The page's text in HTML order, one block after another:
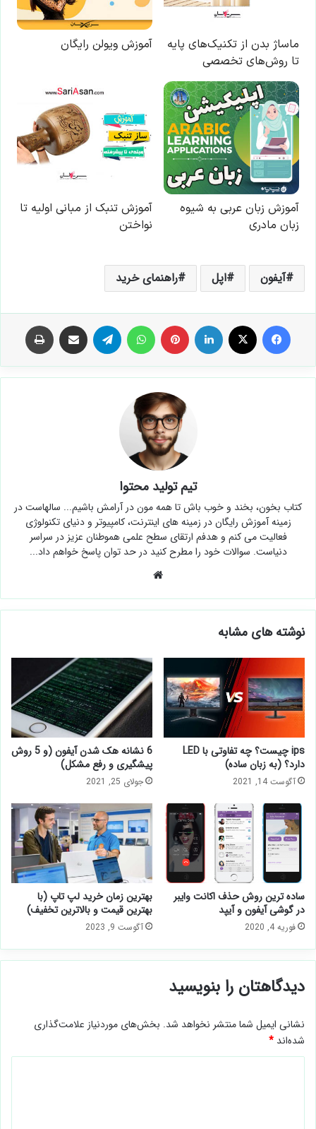
آیفون اپل راهنمای خرید
فیس بوک لینکدین ‫پین‌ترست تلگرام اشتراک گذاری از طریق ایمیل
تیم تولید محتوا
کتاب بخون، بخند و خوب باش تا همه مون در آرامش باشیم... سالهاست در
زمینه آموزش رایگان در زمینه های اینترنت، کامپیوتر و دنیای تکنولوژی
فعالیت می کنم و هدفم ارتقای سطح علمی هموطنان عزیز در سراسر
دنیاست. سوالات خود را مطرح کنید در حد توان پاسخ خواهم داد...
نوشته های مشابه
ips چیست؟ چه تفاوتی با LED
دارد؟ (به زبان ساده)
آگوست 14, 2021
6 نشانه هک شدن آیفون (و 5 روش
پیشگیری و رفع مشکل)
جولای 25, 2021
ساده ترین روش حذف اکانت وایبر
در گوشی آیفون و آیپد
فوریه 4, 2020
بهترین زمان خرید لپ تاپ (با
بهترین قیمت و بالاترین تخفیف)
آگوست 9, 2023
دیدگاهتان را بنویسید
نشانی ایمیل شما منتشر نخواهد شد. بخش‌های موردنیاز علامت‌گذاری
شده‌اند *